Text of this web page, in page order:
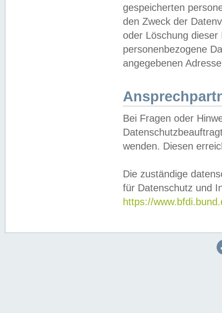
gespeicherten
den Zweck der
oder Löschung
personenbezogene
angegebenen
Bei Fragen oder
wenden. Diesen
Die zuständige
für Datenschutz und
https://